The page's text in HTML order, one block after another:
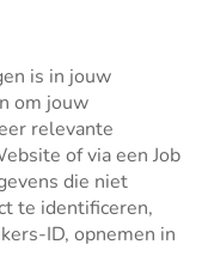
is in jouw
om jouw
relevante
of via een Job
die niet
te identificeren,
ID, opnemen in